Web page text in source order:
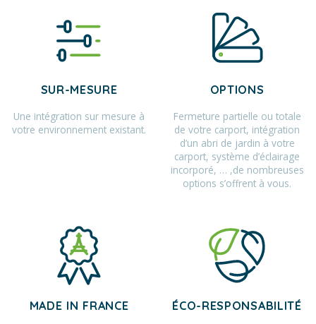
SUR-MESURE
Une intégration sur mesure à
votre environnement existant.
OPTIONS
Fermeture partielle ou totale
de votre carport, intégration
d’un abri de jardin à votre
carport, système d’éclairage
incorporé, … ,de nombreuses
options s’offrent à vous.
MADE IN FRANCE ÉCO-RESPONSABILITÉ